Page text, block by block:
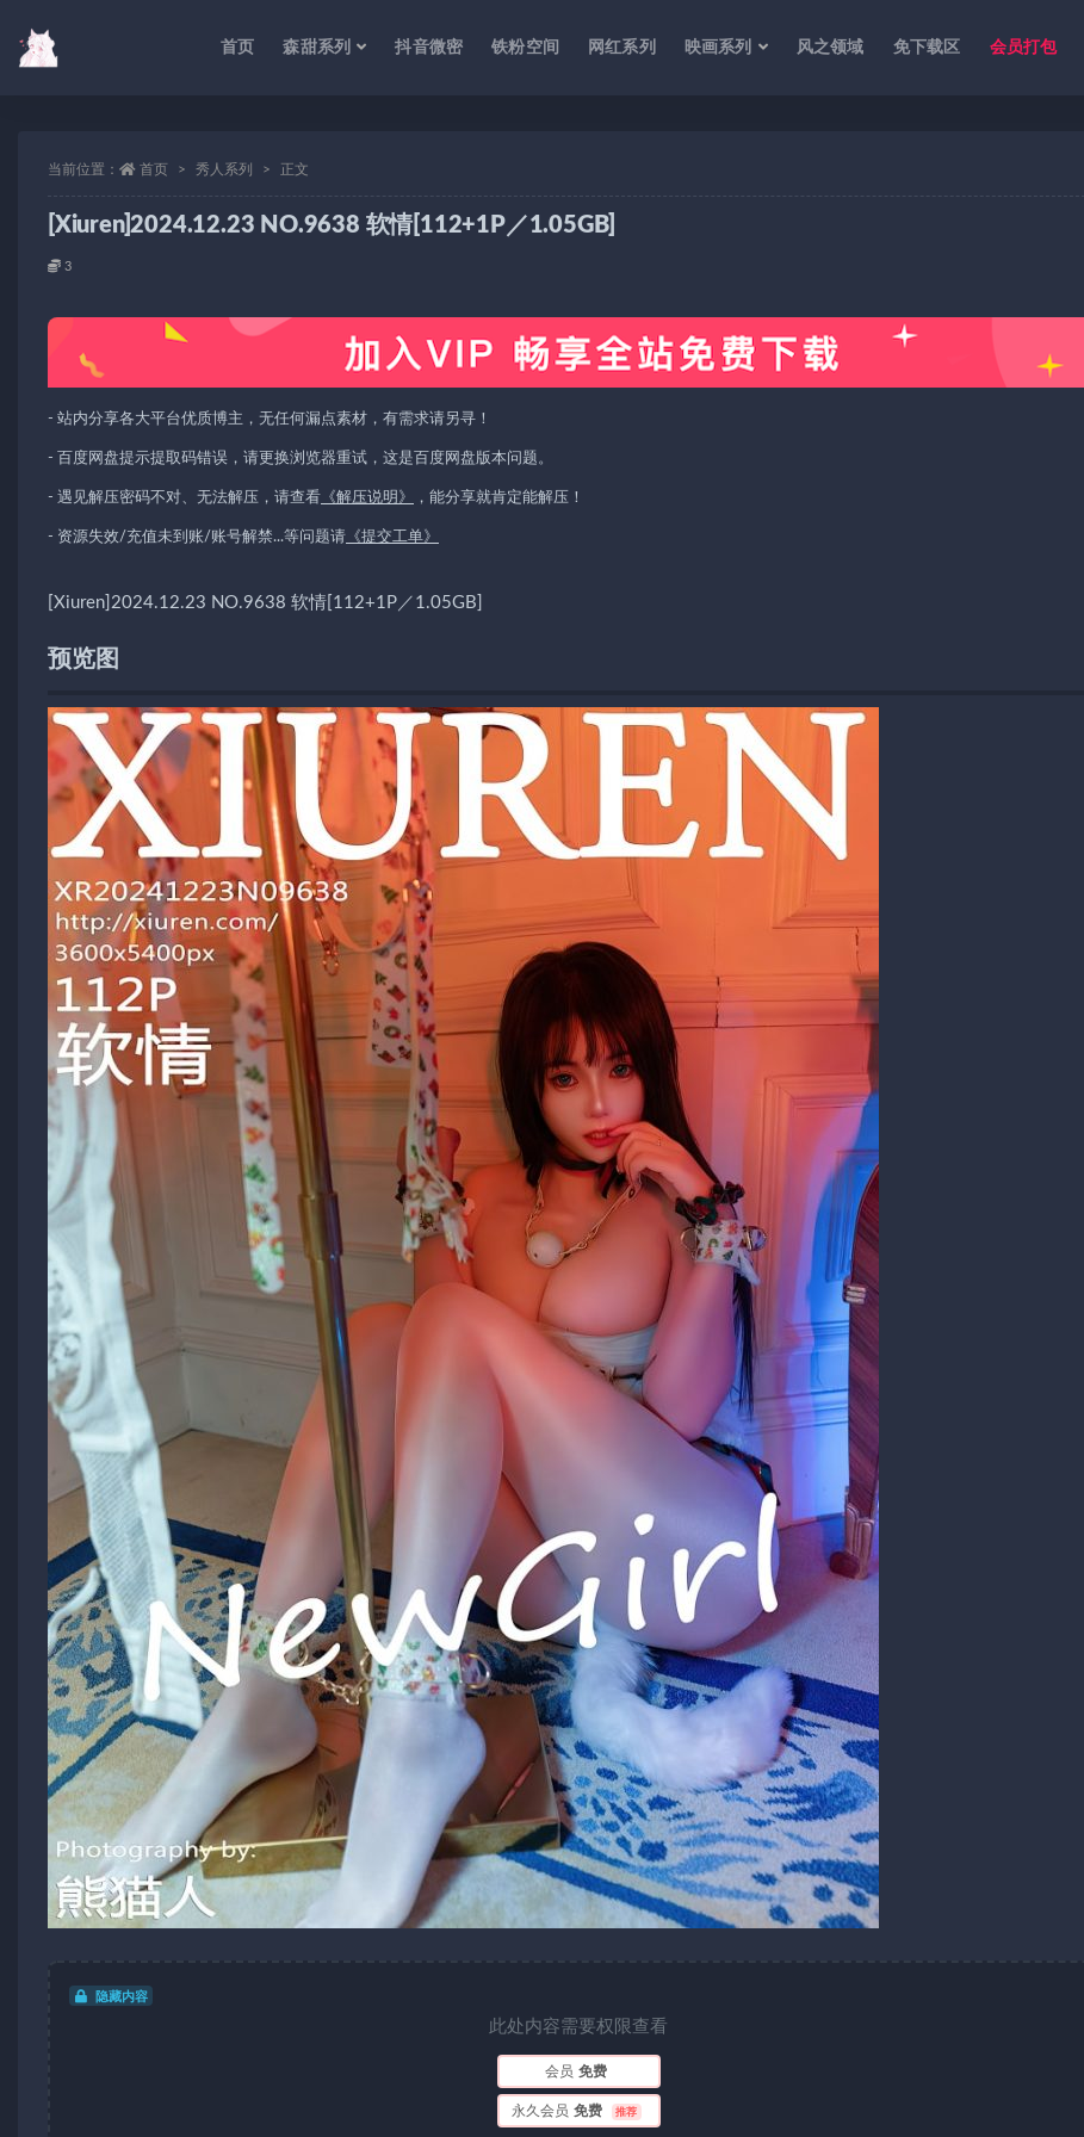
首页 森甜系列 抖音微密 铁粉空间 网红系列 映画系列 风之领域 免下载区 会员打包
当前位置： 首页 秀人系列 正文
[Xiuren]2024.12.23 NO.9638 软情[112+1P／1.05GB]
3
- 站内分享各大平台优质博主，无任何漏点素材，有需求请另寻！
- 百度网盘提示提取码错误，请更换浏览器重试，这是百度网盘版本问题。
- 遇见解压密码不对、无法解压，请查看 《解压说明》 ，能分享就肯定能解压！
- 资源失效/充值未到账/账号解禁...等问题请 《提交工单》
[Xiuren]2024.12.23 NO.9638 软情[112+1P／1.05GB]
预览图
隐藏内容
此处内容需要权限查看
会员 免费
永久会员 免费 推荐